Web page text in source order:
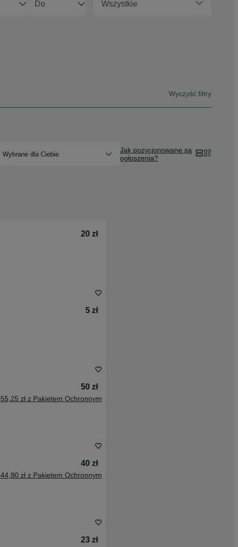
Wszystkie
Wyczyść filtry
Wybrane dla Ciebie
Jak pozycjonowane są
ogłoszenia?
20 zł
5 zł
50 zł
55,25 zł z Pakietem Ochronnym
40 zł
44,90 zł z Pakietem Ochronnym
23 zł